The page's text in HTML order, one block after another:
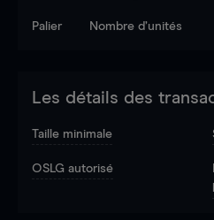
Palier Nombre d’unités
Les détails des
Taille minimale
OSLG autorisé